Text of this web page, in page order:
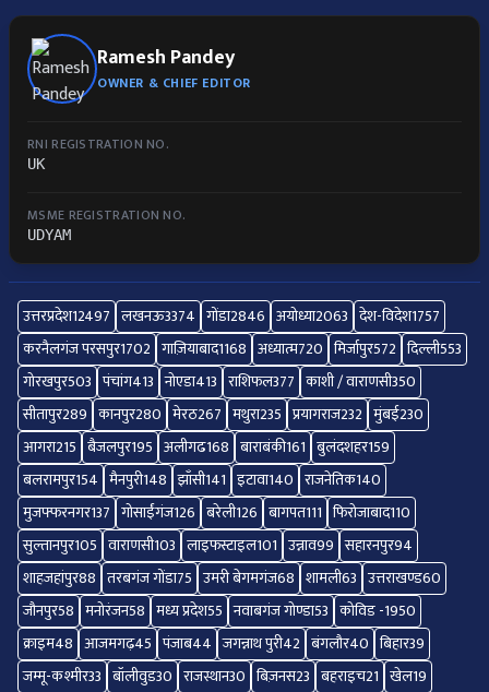
Ramesh Pandey
OWNER & CHIEF EDITOR
RNI REGISTRATION NO.
UK
MSME REGISTRATION NO.
UDYAM
उत्तरप्रदेश12497 लखनऊ3374 गोंडा2846 अयोध्या2063 देश-विदेश1757
करनैलगंज परसपुर1702 गाज़ियाबाद1168 अध्यात्म720 मिर्जापुर572 दिल्ली553
गोरखपुर503 पंचांग413 नोएडा413 राशिफल377 काशी / वाराणसी350
सीतापुर289 कानपुर280 मेरठ267 मथुरा235 प्रयागराज232 मुंबई230
आगरा215 बैजलपुर195 अलीगढ168 बाराबंकी161 बुलंदशहर159
बलरामपुर154 मैनपुरी148 झाँसी141 इटावा140 राजनेतिक140
मुजफ्फरनगर137 गोसाईंगंज126 बरेली126 बागपत111 फिरोजाबाद110
सुल्तानपुर105 वाराणसी103 लाइफस्टाइल101 उन्नाव99 सहारनपुर94
शाहजहांपुर88 तरबगंज गोंडा75 उमरी बेगमगंज68 शामली63 उत्तराखण्ड60
जौनपुर58 मनोरंजन58 मध्य प्रदेश55 नवाबगंज गोण्डा53 कोविड -1950
क्राइम48 आजमगढ़45 पंजाब44 जगन्नाथ पुरी42 बंगलौर40 बिहार39
जम्मू-कश्मीर33 बॉलीवुड30 राजस्थान30 बिज़नस23 बहराइच21 खेल19